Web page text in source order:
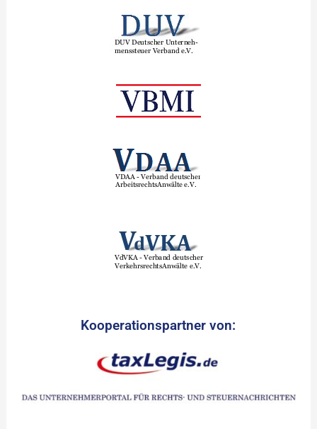
Kooperationspartner von: